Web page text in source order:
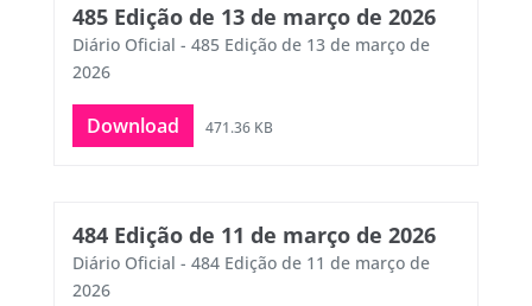
485 Edição de 13 de março de 2026
Diário Oficial - 485 Edição de 13 de março de
2026
Download 471.36 KB
484 Edição de 11 de março de 2026
Diário Oficial - 484 Edição de 11 de março de
2026